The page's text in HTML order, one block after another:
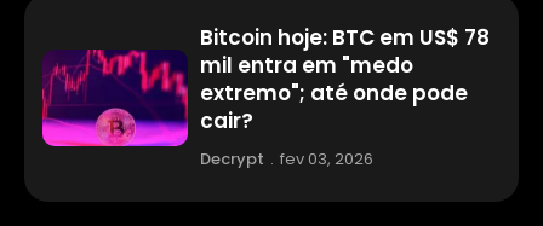
Bitcoin hoje: BTC em US$ 78
mil entra em "medo
extremo"; até onde pode
cair?
Decrypt . fev 03, 2026